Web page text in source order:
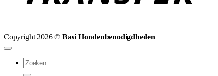
Copyright 2026 © Basi Hondenbenodigdheden
Zoeken
naar: